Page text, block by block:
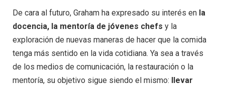
De cara al futuro, Graham ha expresado su interés en la
docencia, la mentoría de jóvenes chefs y la
exploración de nuevas maneras de hacer que la comida
tenga más sentido en la vida cotidiana. Ya sea a través
de los medios de comunicación, la restauración o la
mentoría, su objetivo sigue siendo el mismo: llevar